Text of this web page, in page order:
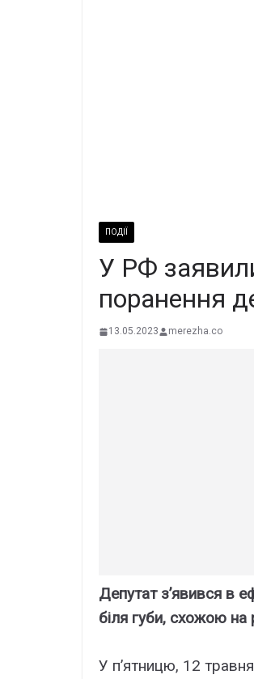
ПОДІЇ
У РФ
поранення
13.05.2023 merezha.co
Депутат з’явився в
біля губи, схожою на
У п’ятницю, 12